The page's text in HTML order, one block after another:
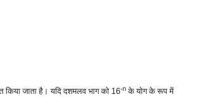
किया जाता है। यदि दशमलव भाग को 16-n के योग के रूप में